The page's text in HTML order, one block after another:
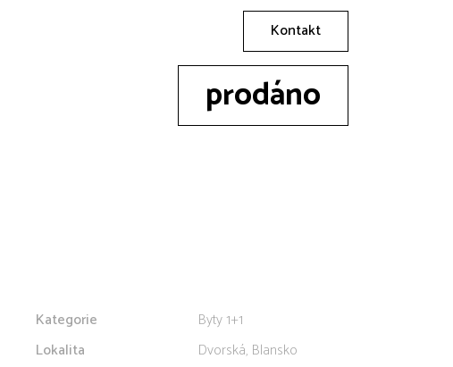
Kontakt
prodáno
Kategorie
Byty 1+1
Lokalita
Dvorská, Blansko